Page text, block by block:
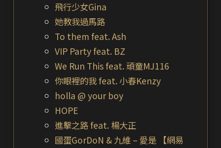
飛行少女Gina
她教我過馬路
To them feat. Ash
VIP Party feat. BZ
We Run This feat. 頑童MJ116
你眼裡的我 feat. 小春Kenzy
holla @ your boy
HOPE
進擊之路 feat. 楊大正
國蛋GorDoN & 九維 – 愛是 【網易